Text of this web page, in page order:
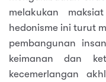
melakukan
hedonisme ini turut
pembangunan
keimanan dan
kecemerlangan